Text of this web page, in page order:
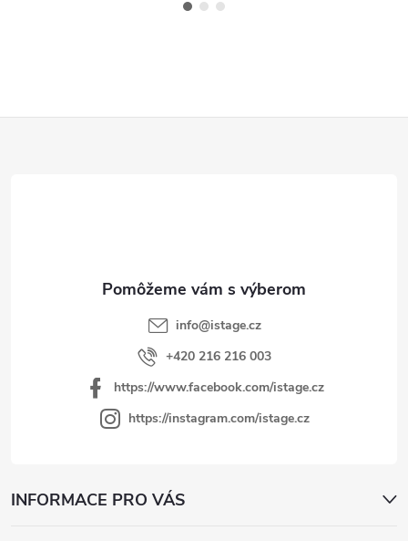
info@istage.cz
+420 216 216 003
https://www.facebook.com/istage.cz
https://instagram.com/istage.cz
INFORMACE PRO VÁS